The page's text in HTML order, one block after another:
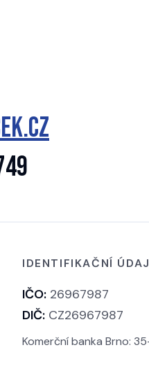
IDENTIFIKAČNÍ
IČO:26967987
DIČ:CZ26967987
Komerční banka Brno: